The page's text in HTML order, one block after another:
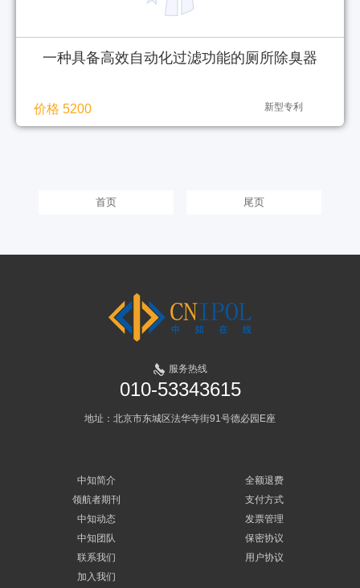
一种具备高效自动化过滤功能的厕所除臭器
价格 5200 新型专利
首页 尾页
服务热线
010-53343615
地址：北京市东城区法华寺街91号德必园E座
中知简介
领航者期刊
中知动态
中知团队
联系我们
加入我们
全额退费
支付方式
发票管理
保密协议
用户协议